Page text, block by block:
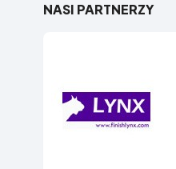
NASI PARTNERZY